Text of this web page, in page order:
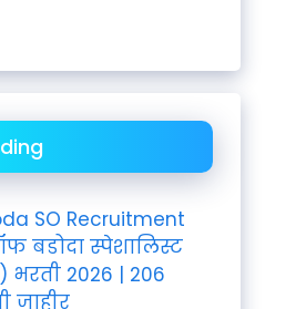
SO Recruitment
बडोदा स्पेशालिस्ट
2026 | 206
जाहीर